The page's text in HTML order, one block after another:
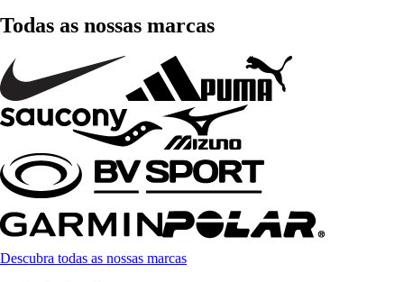
Todas as nossas marcas
Descubra todas as nossas marcas